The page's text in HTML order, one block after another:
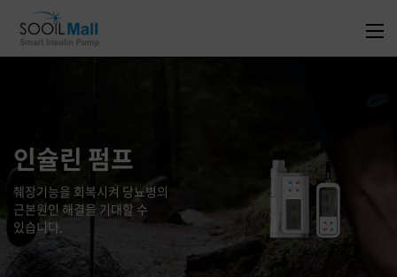
DANA 모바일 앱
출시!
언제 어디서나 간편한 혈당관리,
이제 스마트폰으로 관리하세요.